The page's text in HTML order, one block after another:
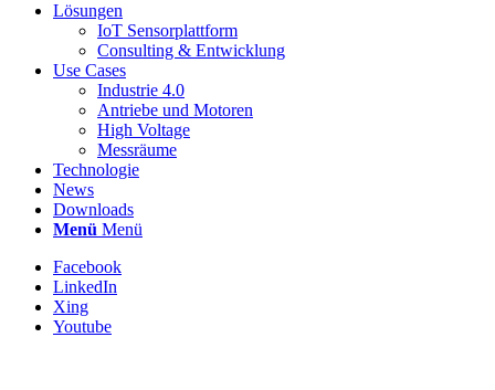
Lösungen
IoT Sensorplattform
Consulting & Entwicklung
Use Cases
Industrie 4.0
Antriebe und Motoren
High Voltage
Messräume
Technologie
News
Downloads
Menü Menü
Facebook
LinkedIn
Xing
Youtube